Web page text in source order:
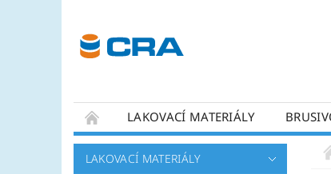
LAKOVACÍ MATERIÁLY
KONTAKTY
LAKOVACÍ MATERIÁLY